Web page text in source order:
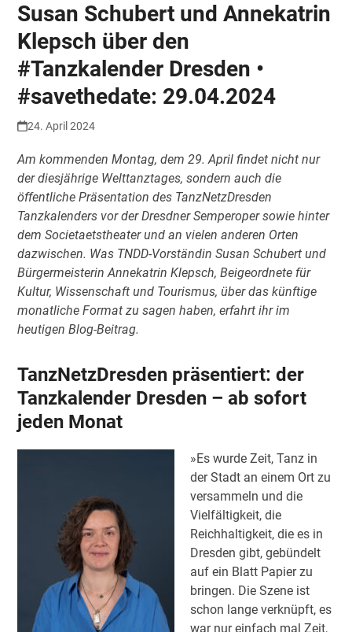
Susan Schubert und Annekatrin
Klepsch über den
#Tanzkalender Dresden •
#savethedate: 29.04.2024
24. April 2024
Am kommenden Montag, dem 29. April findet nicht nur
der diesjährige Welttanztages, sondern auch die
öffentliche Präsentation des TanzNetzDresden
Tanzkalenders vor der Dresdner Semperoper sowie hinter
dem Societaetstheater und an vielen anderen Orten
dazwischen. Was TNDD-Vorständin Susan Schubert und
Bürgermeisterin Annekatrin Klepsch, Beigeordnete für
Kultur, Wissenschaft und Tourismus, über das künftige
monatliche Format zu sagen haben, erfahrt ihr im
heutigen Blog-Beitrag.
TanzNetzDresden präsentiert: der
Tanzkalender Dresden – ab sofort
jeden Monat
»Es wurde Zeit, Tanz in
der Stadt an einem Ort zu
versammeln und die
Vielfältigkeit, die
Reichhaltigkeit, die es in
Dresden gibt, gebündelt
auf ein Blatt Papier zu
bringen. Die Szene ist
schon lange verknüpft, es
war nur einfach mal Zeit,